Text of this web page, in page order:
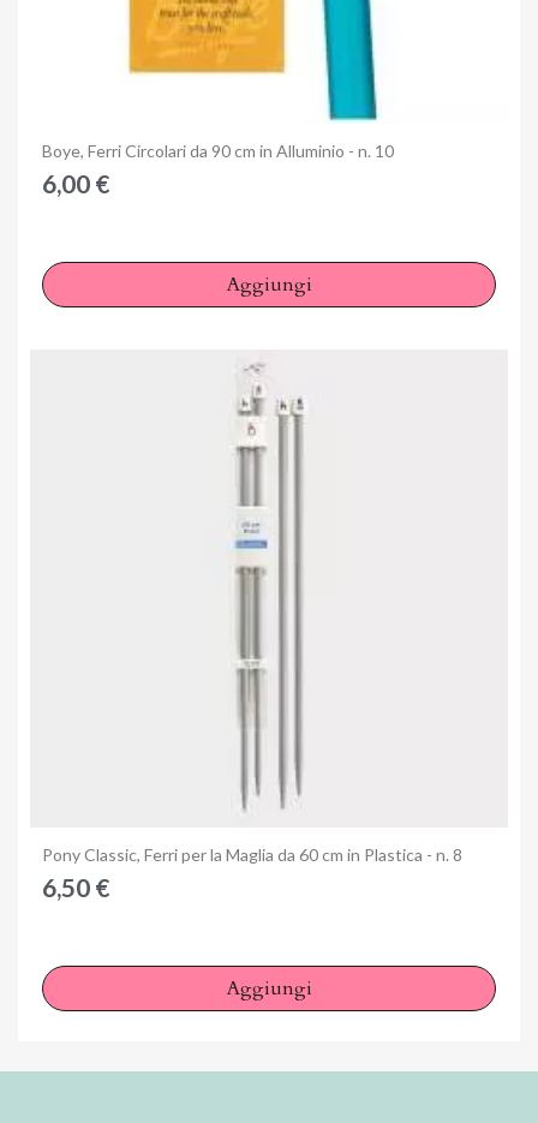
Anteprima
Boye, Ferri Circolari da 90 cm in Alluminio - n. 10
6,00 €
Aggiungi
Anteprima
Pony Classic, Ferri per la Maglia da 60 cm in Plastica - n. 8
6,50 €
Aggiungi